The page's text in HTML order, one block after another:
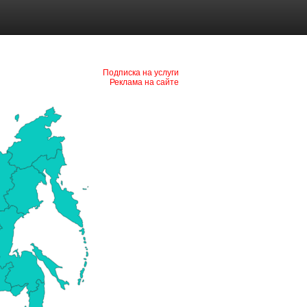
Подписка на услуги
Реклама на сайте